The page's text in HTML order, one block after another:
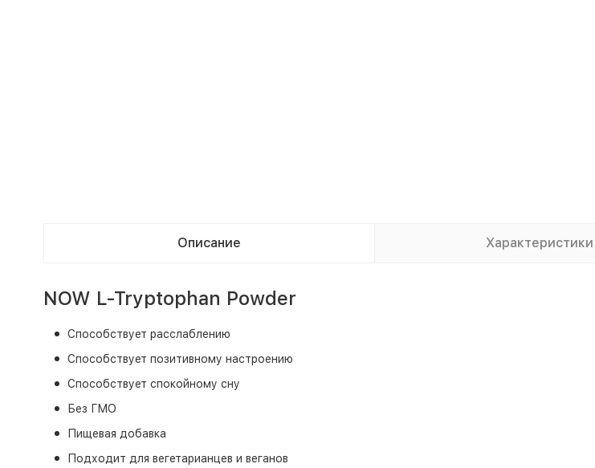
Описание Характеристики
NOW L-Tryptophan Powder
Способствует расслаблению
Способствует позитивному настроению
Способствует спокойному сну
Без ГМО
Пищевая добавка
Подходит для вегетарианцев и веганов